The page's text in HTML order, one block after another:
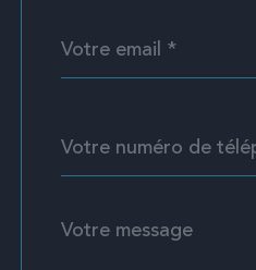
*
*
Fieldset
Message
*